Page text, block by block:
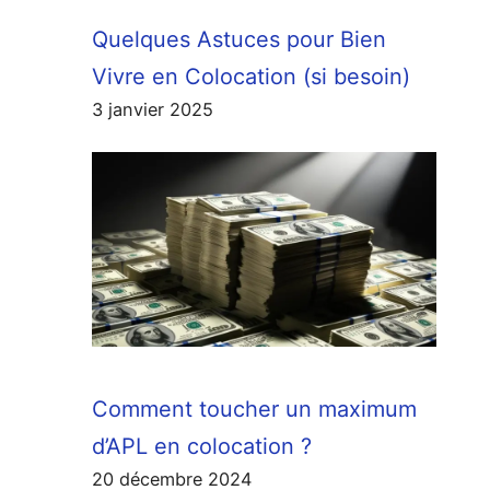
Quelques Astuces pour Bien
Vivre en Colocation (si besoin)
3 janvier 2025
Comment toucher un maximum
d’APL en colocation ?
20 décembre 2024